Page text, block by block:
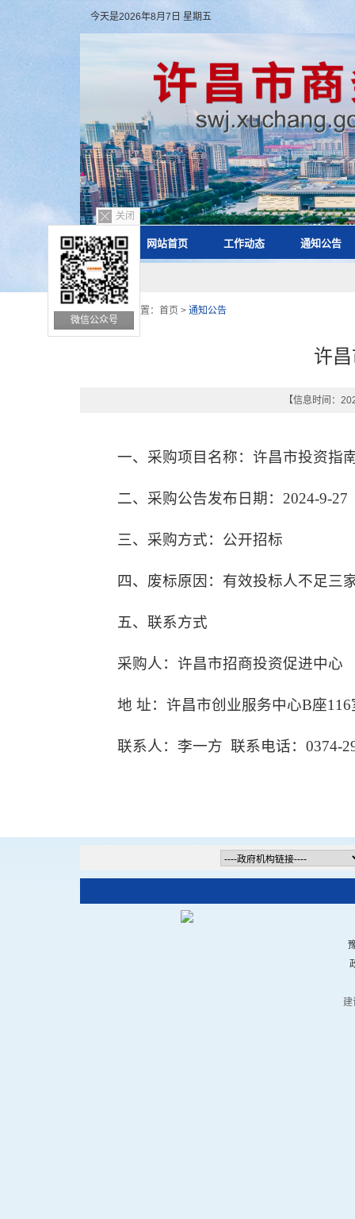
今天是2026年8月7日 星期五
网站首页 工作动态 通知公告
关闭
微信公众号
您的位置： 首页 > 通知公告
许
【信息时间：
一、采购项目名称：许昌市投资指
二、采购公告发布日期：2024-9-27
三、采购方式：公开招标
四、废标原因：有效投标人不足三
五、联系方式
采购人：许昌市招商投资促进中心
地 址：许昌市创业服务中心B座116
联系人：李一方 联系电话：0374-